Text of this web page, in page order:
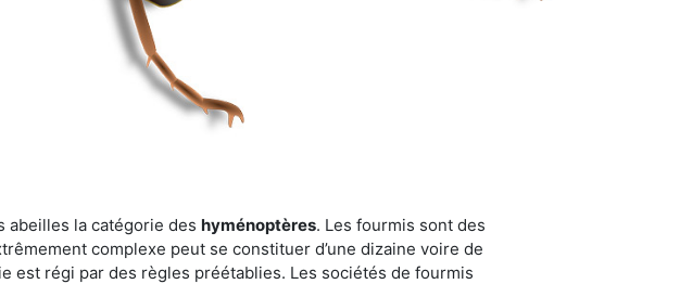
abeilles la catégorie des hyménoptères. Les fourmis sont des
complexe peut se constituer d’une dizaine voire de
est régi par des règles préétablies. Les sociétés de fourmis